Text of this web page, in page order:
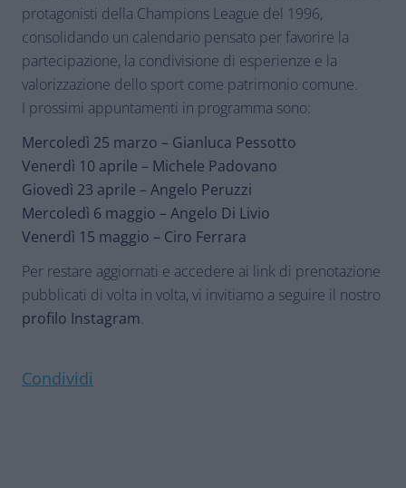
protagonisti della Champions League del 1996,
consolidando un calendario pensato per favorire la
partecipazione, la condivisione di esperienze e la
valorizzazione dello sport come patrimonio comune.
I prossimi appuntamenti in programma sono:
Mercoledì 25 marzo – Gianluca Pessotto
Venerdì 10 aprile – Michele Padovano
Giovedì 23 aprile – Angelo Peruzzi
Mercoledì 6 maggio – Angelo Di Livio
Venerdì 15 maggio – Ciro Ferrara
Per restare aggiornati e accedere ai link di prenotazione
pubblicati di volta in volta, vi invitiamo a seguire il nostro
profilo Instagram.
Condividi